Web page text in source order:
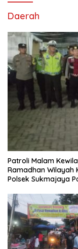
Daerah
Patroli Malam
Ramadhan Wilayah
Polsek Sukmajaya